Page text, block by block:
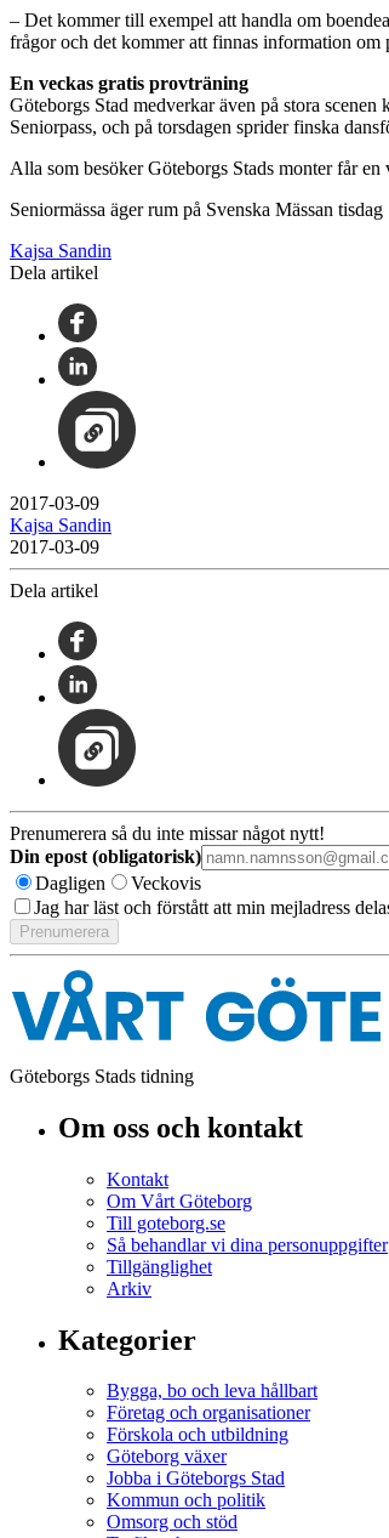
– Det kommer till exempel att handla om
frågor och det kommer att finnas information om
En veckas gratis provträning
Göteborgs Stad medverkar även på stora
Seniorpass, och på torsdagen sprider finska
Alla som besöker Göteborgs Stads monter får
Seniormässa äger rum på Svenska Mässan
Kajsa Sandin
Dela artikel
2017-03-09
Kajsa Sandin
2017-03-09
Dela artikel
Prenumerera så du inte missar något nytt!
Din epost (obligatorisk)
Dagligen
Veckovis
Jag har läst och förstått att min mejladress
Göteborgs Stads tidning
Om oss och kontakt
Kontakt
Om Vårt Göteborg
Till goteborg.se
Så behandlar vi dina personuppgifter
Tillgänglighet
Arkiv
Kategorier
Bygga, bo och leva hållbart
Företag och organisationer
Förskola och utbildning
Göteborg växer
Jobba i Göteborgs Stad
Kommun och politik
Omsorg och stöd